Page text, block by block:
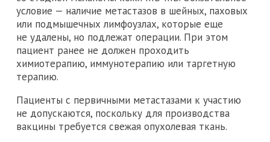
условие — наличие метастазов в шейных, паховых
или подмышечных лимфоузлах, которые еще
не удалены, но подлежат операции. При этом
пациент ранее не должен проходить
химиотерапию, иммунотерапию или таргетную
терапию.
Пациенты с первичными метастазами к участию
не допускаются, поскольку для производства
вакцины требуется свежая опухолевая ткань.